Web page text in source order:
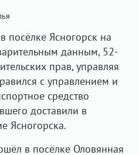
Ясногорск на
данным, 52-
прав, управляя
с управлением и
средство
доставили в
Ясногорска.
в посёлке Оловянная